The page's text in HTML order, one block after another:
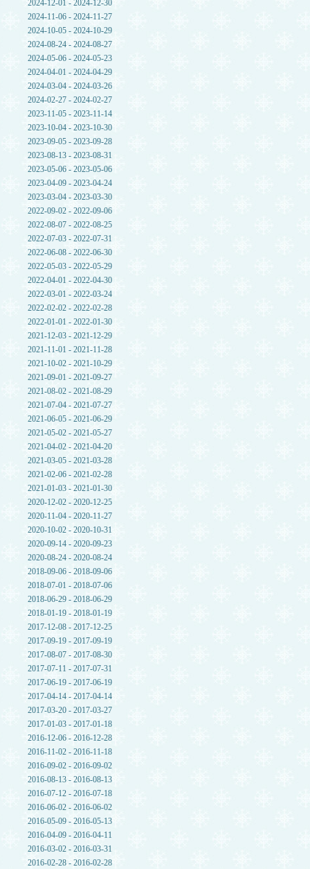
2024-12-01 - 2024-12-30
2024-11-06 - 2024-11-27
2024-10-05 - 2024-10-29
2024-08-24 - 2024-08-27
2024-05-06 - 2024-05-23
2024-04-01 - 2024-04-29
2024-03-04 - 2024-03-26
2024-02-27 - 2024-02-27
2023-11-05 - 2023-11-14
2023-10-04 - 2023-10-30
2023-09-05 - 2023-09-28
2023-08-13 - 2023-08-31
2023-05-06 - 2023-05-06
2023-04-09 - 2023-04-24
2023-03-04 - 2023-03-30
2022-09-02 - 2022-09-06
2022-08-07 - 2022-08-25
2022-07-03 - 2022-07-31
2022-06-08 - 2022-06-30
2022-05-03 - 2022-05-29
2022-04-01 - 2022-04-30
2022-03-01 - 2022-03-24
2022-02-02 - 2022-02-28
2022-01-01 - 2022-01-30
2021-12-03 - 2021-12-29
2021-11-01 - 2021-11-28
2021-10-02 - 2021-10-29
2021-09-01 - 2021-09-27
2021-08-02 - 2021-08-29
2021-07-04 - 2021-07-27
2021-06-05 - 2021-06-29
2021-05-02 - 2021-05-27
2021-04-02 - 2021-04-20
2021-03-05 - 2021-03-28
2021-02-06 - 2021-02-28
2021-01-03 - 2021-01-30
2020-12-02 - 2020-12-25
2020-11-04 - 2020-11-27
2020-10-02 - 2020-10-31
2020-09-14 - 2020-09-23
2020-08-24 - 2020-08-24
2018-09-06 - 2018-09-06
2018-07-01 - 2018-07-06
2018-06-29 - 2018-06-29
2018-01-19 - 2018-01-19
2017-12-08 - 2017-12-25
2017-09-19 - 2017-09-19
2017-08-07 - 2017-08-30
2017-07-11 - 2017-07-31
2017-06-19 - 2017-06-19
2017-04-14 - 2017-04-14
2017-03-20 - 2017-03-27
2017-01-03 - 2017-01-18
2016-12-06 - 2016-12-28
2016-11-02 - 2016-11-18
2016-09-02 - 2016-09-02
2016-08-13 - 2016-08-13
2016-07-12 - 2016-07-18
2016-06-02 - 2016-06-02
2016-05-09 - 2016-05-13
2016-04-09 - 2016-04-11
2016-03-02 - 2016-03-31
2016-02-28 - 2016-02-28